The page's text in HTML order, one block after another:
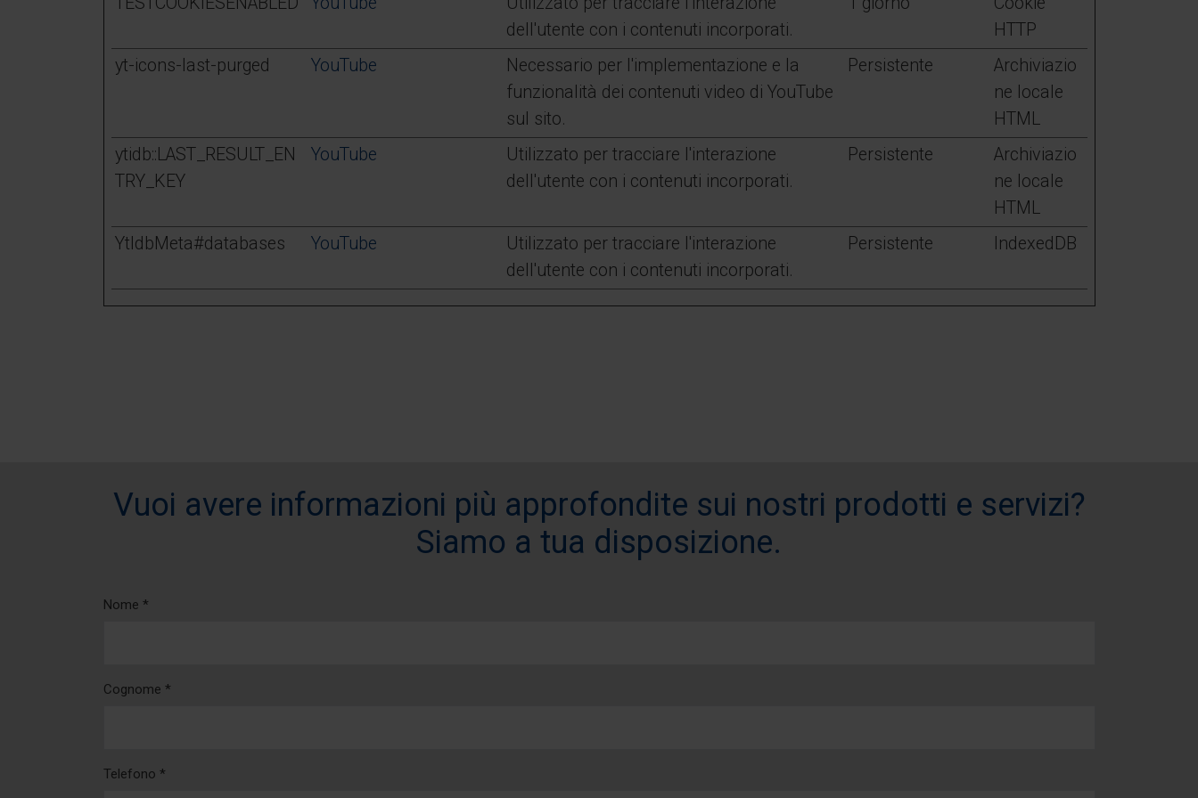
dell'utente con i contenuti incorporati.
HTTP
yt-icons-last-purged
YouTube
Necessario per l'implementazione e la
funzionalità dei contenuti video di YouTube
sul sito.
Persistente
Archiviazio
ne locale
HTML
ytidb::LAST_RESULT_EN
TRY_KEY
YouTube
Utilizzato per tracciare l'interazione
dell'utente con i contenuti incorporati.
Persistente
Archiviazio
ne locale
HTML
YtIdbMeta#databases
YouTube
Utilizzato per tracciare l'interazione
dell'utente con i contenuti incorporati.
Persistente IndexedDB
Vuoi avere informazioni più approfondite sui nostri prodotti e servizi?
Siamo a tua disposizione.
Nome *
Cognome *
Telefono *